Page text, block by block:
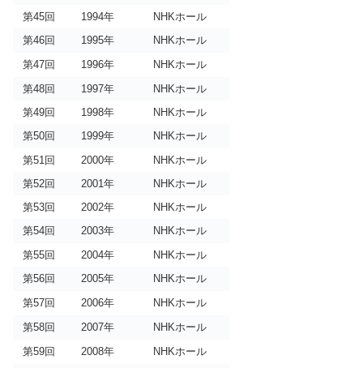
第45回
1994年
NHKホール
第46回
1995年
NHKホール
第47回
1996年
NHKホール
第48回
1997年
NHKホール
第49回
1998年
NHKホール
第50回
1999年
NHKホール
第51回
2000年
NHKホール
第52回
2001年
NHKホール
第53回
2002年
NHKホール
第54回
2003年
NHKホール
第55回
2004年
NHKホール
第56回
2005年
NHKホール
第57回
2006年
NHKホール
第58回
2007年
NHKホール
第59回
2008年
NHKホール